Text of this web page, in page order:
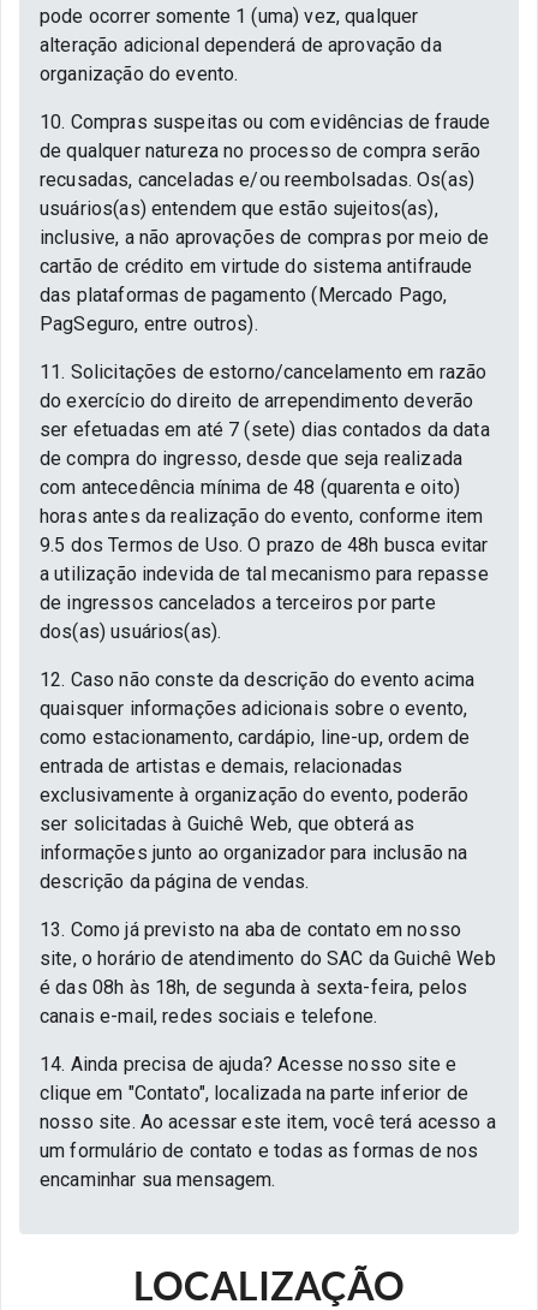
pode ocorrer somente 1 (uma) vez, qualquer
alteração adicional dependerá de aprovação da
organização do evento.
10. Compras suspeitas ou com evidências de fraude
de qualquer natureza no processo de compra serão
recusadas, canceladas e/ou reembolsadas. Os(as)
usuários(as) entendem que estão sujeitos(as),
inclusive, a não aprovações de compras por meio de
cartão de crédito em virtude do sistema antifraude
das plataformas de pagamento (Mercado Pago,
PagSeguro, entre outros).
11. Solicitações de estorno/cancelamento em razão
do exercício do direito de arrependimento deverão
ser efetuadas em até 7 (sete) dias contados da data
de compra do ingresso, desde que seja realizada
com antecedência mínima de 48 (quarenta e oito)
horas antes da realização do evento, conforme item
9.5 dos Termos de Uso. O prazo de 48h busca evitar
a utilização indevida de tal mecanismo para repasse
de ingressos cancelados a terceiros por parte
dos(as) usuários(as).
12. Caso não conste da descrição do evento acima
quaisquer informações adicionais sobre o evento,
como estacionamento, cardápio, line-up, ordem de
entrada de artistas e demais, relacionadas
exclusivamente à organização do evento, poderão
ser solicitadas à Guichê Web, que obterá as
informações junto ao organizador para inclusão na
descrição da página de vendas.
13. Como já previsto na aba de contato em nosso
site, o horário de atendimento do SAC da Guichê Web
é das 08h às 18h, de segunda à sexta-feira, pelos
canais e-mail, redes sociais e telefone.
14. Ainda precisa de ajuda? Acesse nosso site e
clique em "Contato", localizada na parte inferior de
nosso site. Ao acessar este item, você terá acesso a
um formulário de contato e todas as formas de nos
encaminhar sua mensagem.
LOCALIZAÇÃO